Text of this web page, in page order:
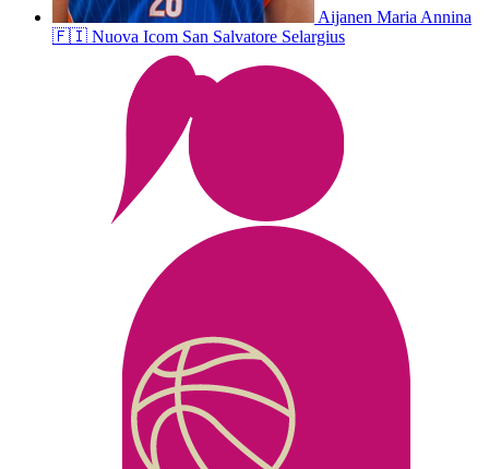
Aijanen Maria Annina
🇫🇮 Nuova Icom San Salvatore Selargius